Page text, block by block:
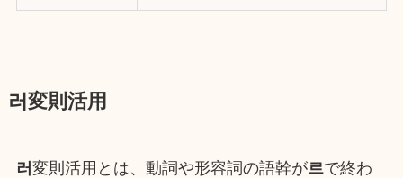
러変則活用
러 変則活用とは、動詞や形容詞の語幹が르で終わ